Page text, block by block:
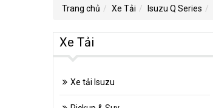
Trang chủ Xe Tải Isuzu Q Series
Xe Tải
Xe tải Isuzu